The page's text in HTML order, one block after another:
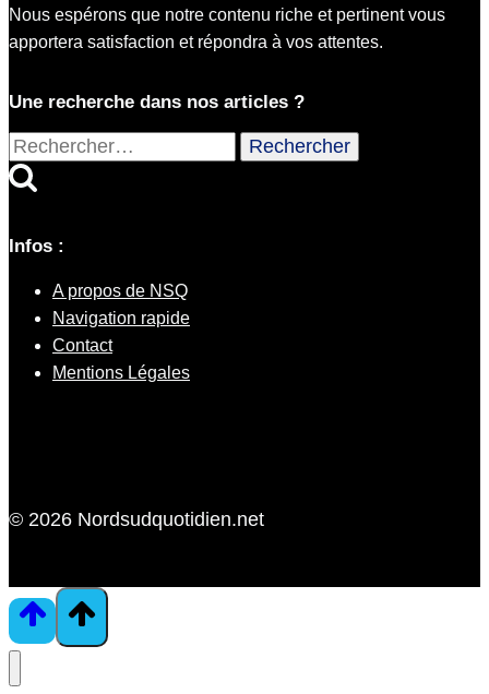
Nous espérons que notre contenu riche et pertinent vous
apportera satisfaction et répondra à vos attentes.
Une recherche dans nos articles ?
Rechercher :
Infos :
A propos de NSQ
Navigation rapide
Contact
Mentions Légales
© 2026 Nordsudquotidien.net